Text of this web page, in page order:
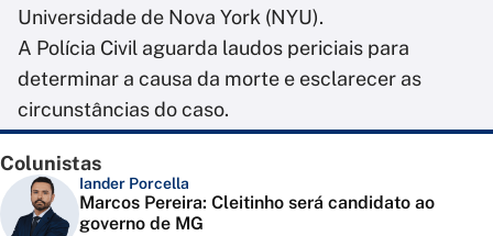
Universidade de Nova York (NYU).
A Polícia Civil aguarda laudos periciais para
determinar a causa da morte e esclarecer as
circunstâncias do caso.
Colunistas
Iander Porcella
Marcos Pereira: Cleitinho será candidato ao
governo de MG